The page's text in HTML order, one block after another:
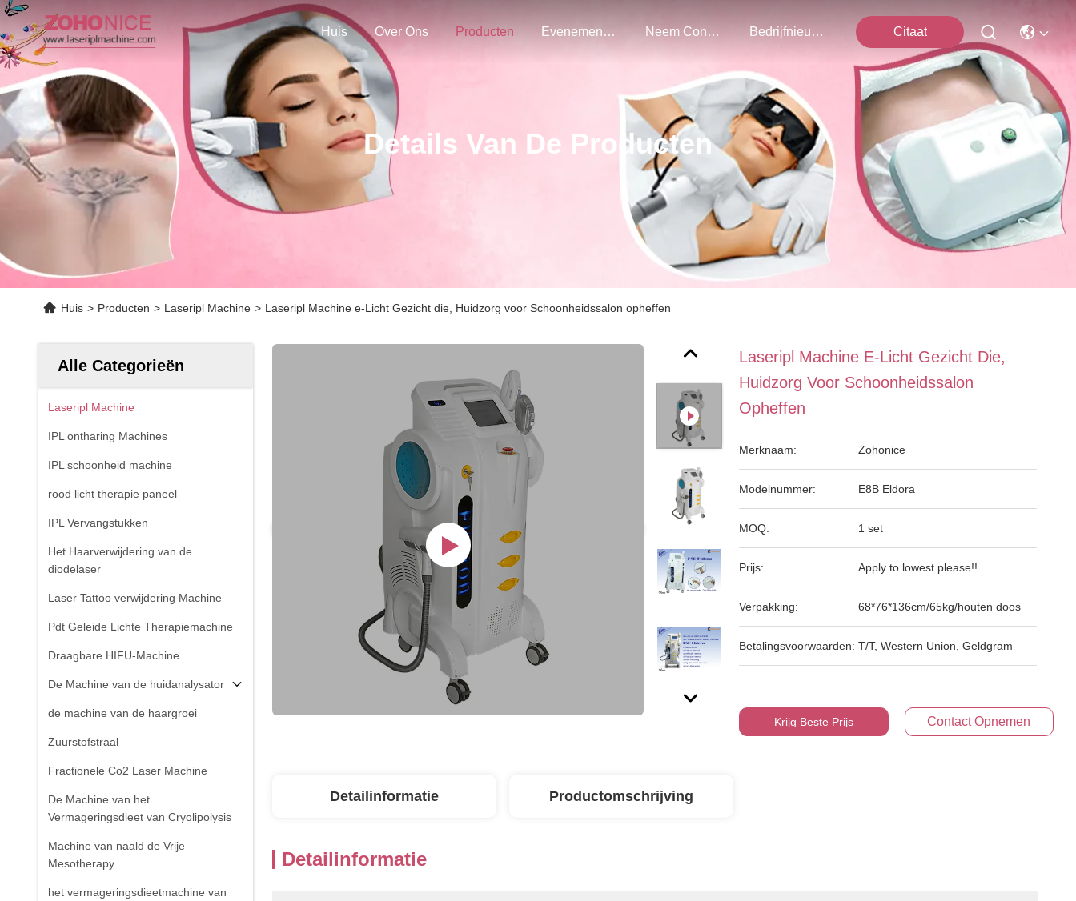
Huis Over Ons Producten Evenementen Neem Contact Met Ons Op Bedrijfnieuws Citaat
Details Van De Producten
Huis > Producten > Laseripl Machine > Laseripl Machine e-Licht Gezicht die, Huidzorg voor Schoonheidssalon opheffen
Alle Categorieën
Laseripl Machine
IPL ontharing Machines
IPL schoonheid machine
rood licht therapie paneel
IPL Vervangstukken
Het Haarverwijdering van de
diodelaser
Laser Tattoo verwijdering Machine
Pdt Geleide Lichte Therapiemachine
Draagbare HIFU-Machine
De Machine van de huidanalysator
de machine van de haargroei
Zuurstofstraal
Fractionele Co2 Laser Machine
De Machine van het
Vermageringsdieet van Cryolipolysis
Machine van naald de Vrije
Mesotherapy
het vermageringsdieetmachine van
Laseripl Machine E-Licht Gezicht Die,
Huidzorg Voor Schoonheidssalon
Opheffen
Merknaam: Zohonice
Modelnummer: E8B Eldora
MOQ: 1 set
Prijs: Apply to lowest please!!
Verpakking: 68*76*136cm/65kg/houten doos
Betalingsvoorwaarden: T/T, Western Union, Geldgram
Krijg Beste Prijs Contact Opnemen
Detailinformatie Productomschrijving
Detailinformatie